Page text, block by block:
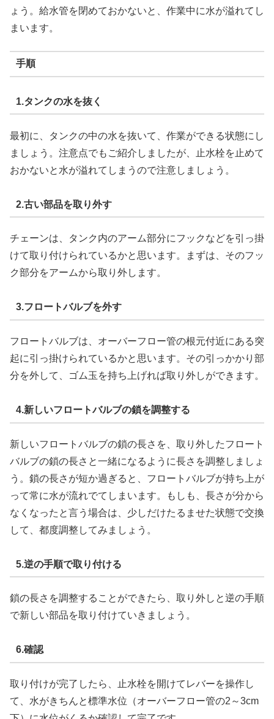
ょう。給水管を閉めておかないと、作業中に水が溢れてし
まいます。
手順
1.タンクの水を抜く
最初に、タンクの中の水を抜いて、作業ができる状態にし
ましょう。注意点でもご紹介しましたが、止水栓を止めて
おかないと水が溢れてしまうので注意しましょう。
2.古い部品を取り外す
チェーンは、タンク内のアーム部分にフックなどを引っ掛
けて取り付けられているかと思います。まずは、そのフッ
ク部分をアームから取り外します。
3.フロートバルブを外す
フロートバルブは、オーバーフロー管の根元付近にある突
起に引っ掛けられているかと思います。その引っかかり部
分を外して、ゴム玉を持ち上げれば取り外しができます。
4.新しいフロートバルブの鎖を調整する
新しいフロートバルブの鎖の長さを、取り外したフロート
バルブの鎖の長さと一緒になるように長さを調整しましょ
う。鎖の長さが短か過ぎると、フロートバルブが持ち上が
って常に水が流れでてしまいます。もしも、長さが分から
なくなったと言う場合は、少しだけたるませた状態で交換
して、都度調整してみましょう。
5.逆の手順で取り付ける
鎖の長さを調整することができたら、取り外しと逆の手順
で新しい部品を取り付けていきましょう。
6.確認
取り付けが完了したら、止水栓を開けてレバーを操作し
て、水がきちんと標準水位（オーバーフロー管の2～3cm